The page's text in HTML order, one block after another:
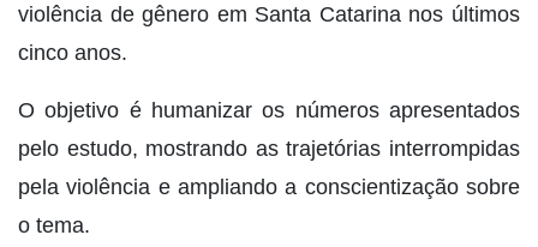
violência de gênero em Santa Catarina nos últimos
cinco anos.
O objetivo é humanizar os números apresentados
pelo estudo, mostrando as trajetórias interrompidas
pela violência e ampliando a conscientização sobre
o tema.